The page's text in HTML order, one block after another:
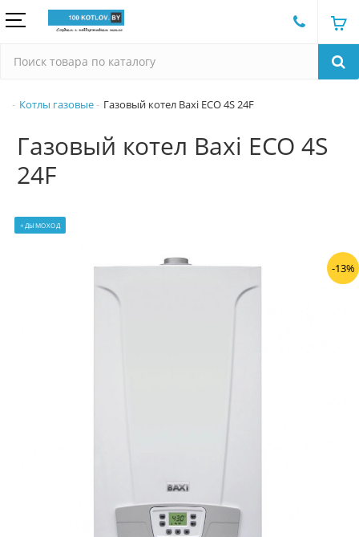
Котлы газовые Газовый котел Baxi ECO 4S 24F
Газовый котел Baxi ECO 4S
24F
-13%
+ДЫМОХОД